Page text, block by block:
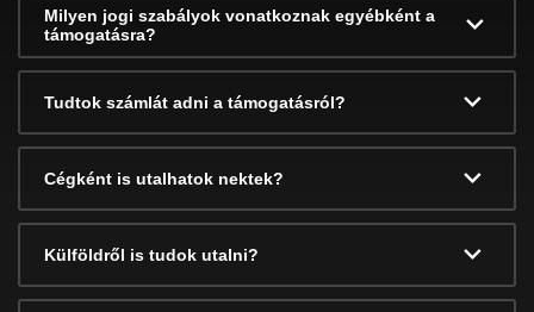
Milyen jogi szabályok vonatkoznak egyébként a
támogatásra?
Tudtok számlát adni a támogatásról?
Cégként is utalhatok nektek?
Külföldről is tudok utalni?